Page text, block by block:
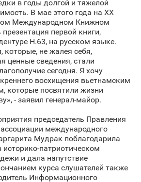
в годы долгой и тяжелой
В мае этого года на XX
Международном Книжном
первой книги,
Н.63, на русском языке.
которые, не жалея себя,
ценные сведения, стали
сегодня. Я хочу
восхищения вьетнамским
которые посвятили жизни
- заявил генерал-майор.
председатель Правления
международного
Мудрак поблагодарила
историко-патриотическом
и дала напутствие
курса слушателей также
Информационного